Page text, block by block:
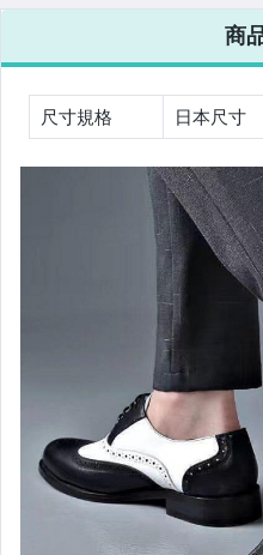
美容保養與彩妝
電腦、平板與周邊
相機、攝影與周邊
居家、家具與園藝
男性精品與服飾
女裝與服飾配件
偶像、球員卡與郵幣
商
尺寸規格 日本尺寸